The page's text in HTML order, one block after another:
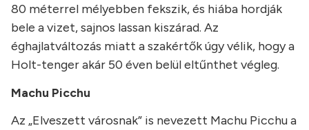
80 méterrel mélyebben fekszik, és hiába hordják
bele a vizet, sajnos lassan kiszárad. Az
éghajlatváltozás miatt a szakértők úgy vélik, hogy a
Holt-tenger akár 50 éven belül eltűnthet végleg.
Machu Picchu
Az „Elveszett városnak” is nevezett Machu Picchu a